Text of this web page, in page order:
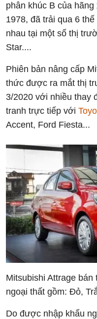
phân khúc B của
1978, đã trải qua 6
nhau tại một số thị
Star....
Phiên bản nâng cấp
thức được ra mắt thị
3/2020 với nhiều thay
tranh trực tiếp với
Accent, Ford Fiesta...
Mitsubishi Attrage
ngoại thất gồm: Đỏ,
Do được nhập khẩu